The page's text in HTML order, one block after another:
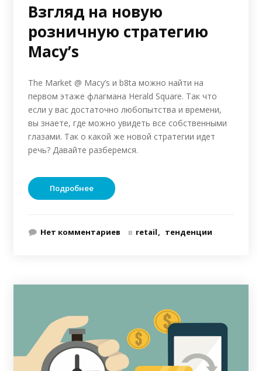
Взгляд на новую
розничную стратегию
Macy’s
The Market @ Macy’s и b8ta можно найти на
первом этаже флагмана Herald Square. Так что
если у вас достаточно любопытства и времени,
вы знаете, где можно увидеть все собственными
глазами. Так о какой же новой стратегии идет
речь? Давайте разберемся.
Подробнее
Нет комментариев в retail тенденции